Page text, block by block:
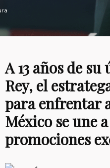
A 13 años de
Rey, el
para enfrentar
México se une
promociones